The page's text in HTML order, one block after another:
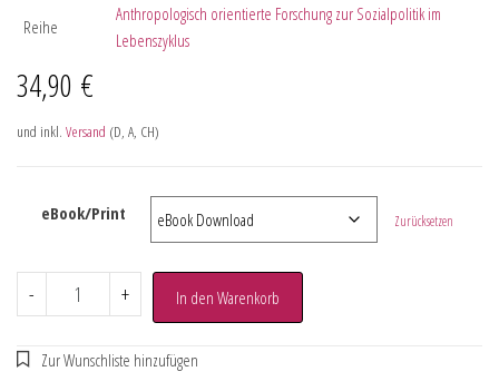
Reihe
Anthropologisch orientierte Forschung zur Sozialpolitik im
Lebenszyklus
34,90 €
und inkl. Versand (D, A, CH)
eBook/Print Zurücksetzen
- + In den Warenkorb